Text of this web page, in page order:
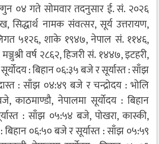
०४ गते सोमवार तदनुसार ई. सं. २०२६
सिद्धार्थ नामक संवत्सर, सूर्य उत्तरायण,
५१२६, शाके १९४७, नेपाल सं. ११४६,
वर्ष २८६२, हिजरी सं. १४४७, इटहरी,
: बिहान ०६:३५ बजे र सूर्यास्त : साँझ
: साँझ ०४:४९ बजे र चन्द्रोदय : भोलि
काठमाण्डौ, नेपालमा सूर्योदय : बिहान
: साँझ ०५:५४ बजे, पोखरा, कास्की,
बिहान ०६:५० बजे र सूर्यास्त : साँझ ०५:५९